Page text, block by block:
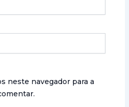
neste navegador para a